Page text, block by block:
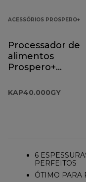
ACESSÓRIOS PROSPERO+
Processador de
alimentos
Prospero+
KAP40.000GY
KAP40.000GY
6
PERFEITOS
ÓTIMO PARA